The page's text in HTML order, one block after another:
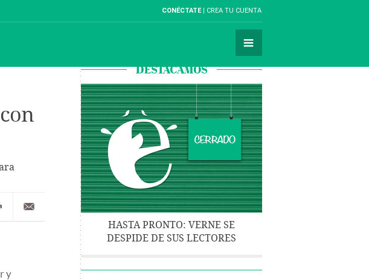
CONÉCTATE CREA TU CUENTA
y
DESTACAMOS
HASTA PRONTO: VERNE SE
DESPIDE DE SUS LECTORES